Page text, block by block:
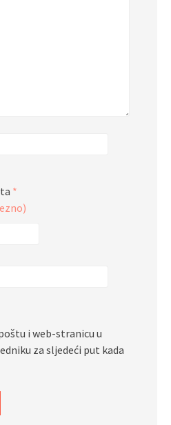
*
i web-stranicu u
za sljedeći put kada